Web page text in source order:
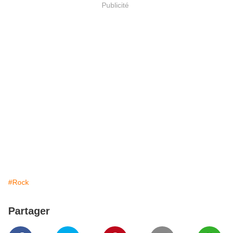
Publicité
#Rock
Partager